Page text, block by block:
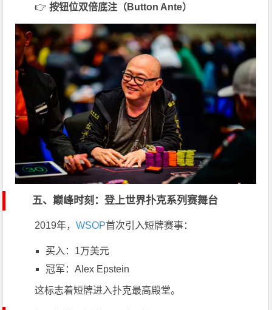
👉按钮位双倍底注（Button Ante）
五、巅峰时刻：登上世界扑克系列赛舞台
2019年，WSOP首次引入短牌赛事：
买入：1万美元
冠军：Alex Epstein
这标志着短牌进入扑克最高殿堂。